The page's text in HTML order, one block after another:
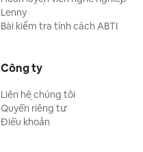
Lenny
Bài kiểm tra tính cách ABTI
Công ty
Liên hệ chúng tôi
Quyền riêng tư
Điều khoản